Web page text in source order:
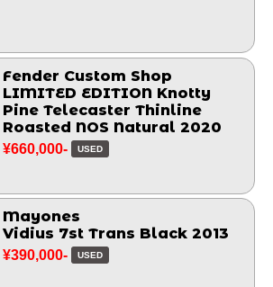
Fender Custom Shop
LIMITED EDITION Knotty
Pine Telecaster Thinline
Roasted NOS Natural 2020
¥660,000- USED
Mayones
Vidius 7st Trans Black 2013
¥390,000- USED